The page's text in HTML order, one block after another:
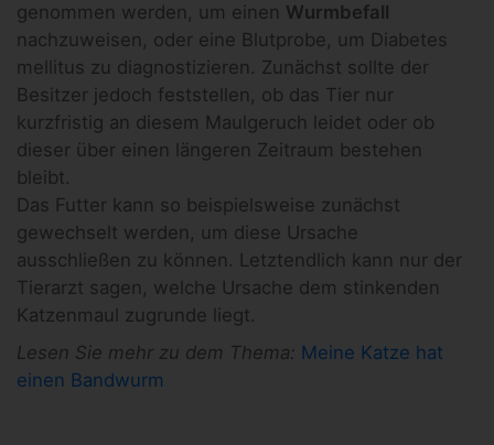
genommen werden, um einen Wurmbefall
nachzuweisen, oder eine Blutprobe, um Diabetes
mellitus zu diagnostizieren. Zunächst sollte der
Besitzer jedoch feststellen, ob das Tier nur
kurzfristig an diesem Maulgeruch leidet oder ob
dieser über einen längeren Zeitraum bestehen
bleibt.
Das Futter kann so beispielsweise zunächst
gewechselt werden, um diese Ursache
ausschließen zu können. Letztendlich kann nur der
Tierarzt sagen, welche Ursache dem stinkenden
Katzenmaul zugrunde liegt.
Lesen Sie mehr zu dem Thema: Meine Katze hat
einen Bandwurm